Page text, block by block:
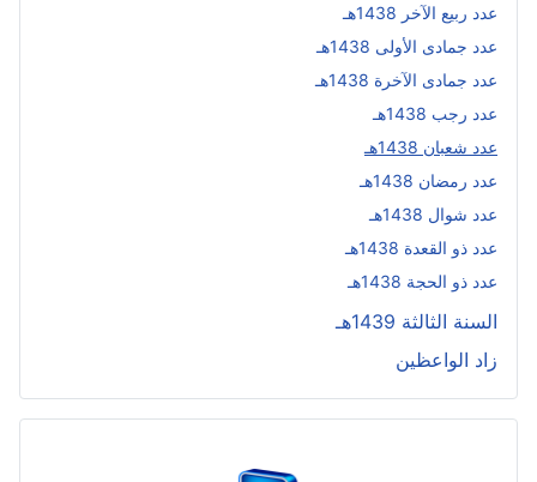
عدد ربيع الآخر 1438هـ
عدد جمادى الأولى 1438هـ
عدد جمادى الآخرة 1438هـ
عدد رجب 1438هـ
عدد شعبان 1438هـ
عدد رمضان 1438هـ
عدد شوال 1438هـ
عدد ذو القعدة 1438هـ
عدد ذو الحجة 1438هـ
السنة الثالثة 1439هـ
زاد الواعظين